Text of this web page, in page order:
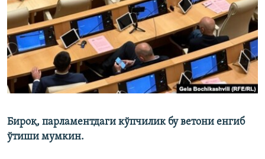
Бироқ, парламентдаги кўпчилик бу ветони енгиб
ўтиши мумкин.